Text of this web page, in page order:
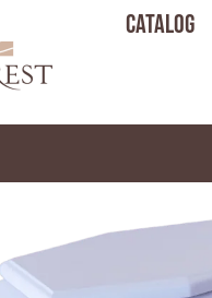
Catalog